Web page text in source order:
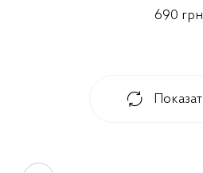
690 грн